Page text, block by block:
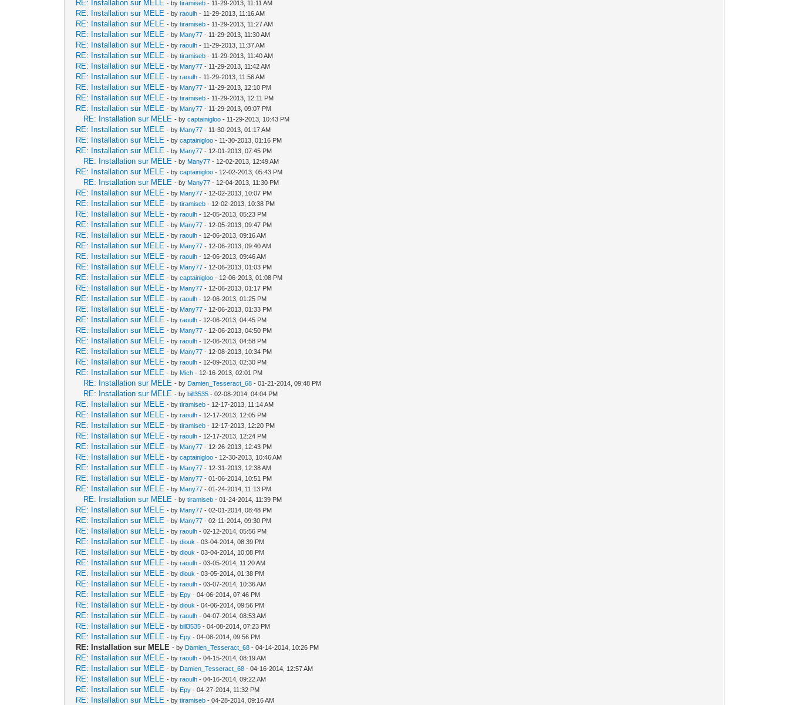
RE: Installation sur MELE - bytiramiseb - 11-29-2013, 11:11 AM
RE: Installation sur MELE - byraoulh - 11-29-2013, 11:16 AM
RE: Installation sur MELE - bytiramiseb - 11-29-2013, 11:27 AM
RE: Installation sur MELE - by Many77 - 11-29-2013, 11:30 AM
RE: Installation sur MELE - byraoulh - 11-29-2013, 11:37 AM
RE: Installation sur MELE - bytiramiseb - 11-29-2013, 11:40 AM
RE: Installation sur MELE - by Many77 - 11-29-2013, 11:42 AM
RE: Installation sur MELE - byraoulh - 11-29-2013, 11:56 AM
RE: Installation sur MELE - by Many77 - 11-29-2013, 12:10 PM
RE: Installation sur MELE - bytiramiseb - 11-29-2013, 12:11 PM
RE: Installation sur MELE - by Many77 - 11-29-2013, 09:07 PM
RE: Installation sur MELE - bycaptainigloo - 11-29-2013, 10:43 PM
RE: Installation sur MELE - by Many77 - 11-30-2013, 01:17 AM
RE: Installation sur MELE - bycaptainigloo - 11-30-2013, 01:16 PM
RE: Installation sur MELE - by Many77 - 12-01-2013, 07:45 PM
RE: Installation sur MELE - by Many77 - 12-02-2013, 12:49 AM
RE: Installation sur MELE - bycaptainigloo - 12-02-2013, 05:43 PM
RE: Installation sur MELE - by Many77 - 12-04-2013, 11:30 PM
RE: Installation sur MELE - by Many77 - 12-02-2013, 10:07 PM
RE: Installation sur MELE - bytiramiseb - 12-02-2013, 10:38 PM
RE: Installation sur MELE - byraoulh - 12-05-2013, 05:23 PM
RE: Installation sur MELE - by Many77 - 12-05-2013, 09:47 PM
RE: Installation sur MELE - byraoulh - 12-06-2013, 09:16 AM
RE: Installation sur MELE - by Many77 - 12-06-2013, 09:40 AM
RE: Installation sur MELE - byraoulh - 12-06-2013, 09:46 AM
RE: Installation sur MELE - by Many77 - 12-06-2013, 01:03 PM
RE: Installation sur MELE - bycaptainigloo - 12-06-2013, 01:08 PM
RE: Installation sur MELE - by Many77 - 12-06-2013, 01:17 PM
RE: Installation sur MELE - byraoulh - 12-06-2013, 01:25 PM
RE: Installation sur MELE - by Many77 - 12-06-2013, 01:33 PM
RE: Installation sur MELE - byraoulh - 12-06-2013, 04:45 PM
RE: Installation sur MELE - by Many77 - 12-06-2013, 04:50 PM
RE: Installation sur MELE - byraoulh - 12-06-2013, 04:58 PM
RE: Installation sur MELE - by Many77 - 12-08-2013, 10:34 PM
RE: Installation sur MELE - byraoulh - 12-09-2013, 02:30 PM
RE: Installation sur MELE - by Mich - 12-16-2013, 02:01 PM
RE: Installation sur MELE - by Damien_Tesseract_68 - 01-21-2014, 09:48 PM
RE: Installation sur MELE - bybill3535 - 02-08-2014, 04:04 PM
RE: Installation sur MELE - bytiramiseb - 12-17-2013, 11:14 AM
RE: Installation sur MELE - byraoulh - 12-17-2013, 12:05 PM
RE: Installation sur MELE - bytiramiseb - 12-17-2013, 12:20 PM
RE: Installation sur MELE - byraoulh - 12-17-2013, 12:24 PM
RE: Installation sur MELE - by Many77 - 12-26-2013, 12:43 PM
RE: Installation sur MELE - bycaptainigloo - 12-30-2013, 10:46 AM
RE: Installation sur MELE - by Many77 - 12-31-2013, 12:38 AM
RE: Installation sur MELE - by Many77 - 01-06-2014, 10:51 PM
RE: Installation sur MELE - by Many77 - 01-24-2014, 11:13 PM
RE: Installation sur MELE - bytiramiseb - 01-24-2014, 11:39 PM
RE: Installation sur MELE - by Many77 - 02-01-2014, 08:48 PM
RE: Installation sur MELE - by Many77 - 02-11-2014, 09:30 PM
RE: Installation sur MELE - byraoulh - 02-12-2014, 05:56 PM
RE: Installation sur MELE - bydiouk - 03-04-2014, 08:39 PM
RE: Installation sur MELE - bydiouk - 03-04-2014, 10:08 PM
RE: Installation sur MELE - byraoulh - 03-05-2014, 11:20 AM
RE: Installation sur MELE - bydiouk - 03-05-2014, 01:38 PM
RE: Installation sur MELE - byraoulh - 03-07-2014, 10:36 AM
RE: Installation sur MELE - by Epy - 04-06-2014, 07:46 PM
RE: Installation sur MELE - bydiouk - 04-06-2014, 09:56 PM
RE: Installation sur MELE - byraoulh - 04-07-2014, 08:53 AM
RE: Installation sur MELE - bybill3535 - 04-08-2014, 07:23 PM
RE: Installation sur MELE - by Epy - 04-08-2014, 09:56 PM
RE: Installation sur MELE - by Damien_Tesseract_68 - 04-14-2014, 10:26 PM
RE: Installation sur MELE - byraoulh - 04-15-2014, 08:19 AM
RE: Installation sur MELE - by Damien_Tesseract_68 - 04-16-2014, 12:57 AM
RE: Installation sur MELE - byraoulh - 04-16-2014, 09:22 AM
RE: Installation sur MELE - by Epy - 04-27-2014, 11:32 PM
RE: Installation sur MELE - bytiramiseb - 04-28-2014, 09:16 AM